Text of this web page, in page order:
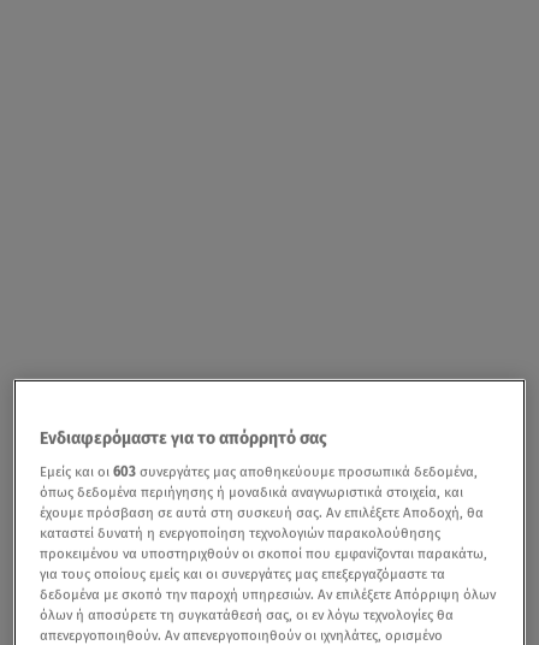
Ενδιαφερόμαστε για το απόρρητό σας
Εμείς και οι603 συνεργάτες μας αποθηκεύουμε προσωπικά δεδομένα,
όπως δεδομένα περιήγησης ή μοναδικά αναγνωριστικά στοιχεία, και
έχουμε πρόσβαση σε αυτά στη συσκευή σας. Αν επιλέξετε Αποδοχή, θα
καταστεί δυνατή η ενεργοποίηση τεχνολογιών παρακολούθησης
προκειμένου να υποστηριχθούν οι σκοποί που εμφανίζονται παρακάτω,
για τους οποίους εμείς και οι συνεργάτες μας επεξεργαζόμαστε τα
δεδομένα με σκοπό την παροχή υπηρεσιών. Αν επιλέξετε Απόρριψη όλων
όλων ή αποσύρετε τη συγκατάθεσή σας, οι εν λόγω τεχνολογίες θα
απενεργοποιηθούν. Αν απενεργοποιηθούν οι ιχνηλάτες, ορισμένο